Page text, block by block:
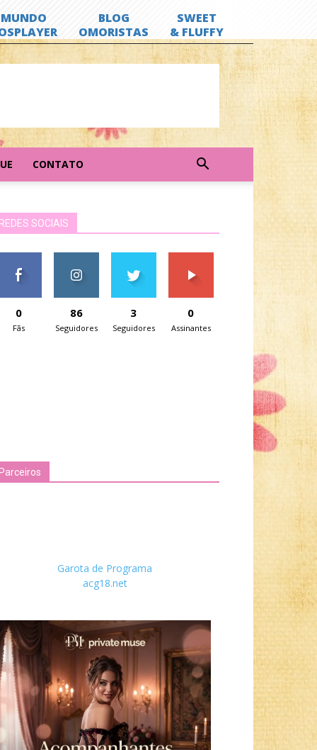
CONTATO
SOCIAIS
0
Fãs
86
Seguidores
3
Seguidores
0
Assinantes
Garota de Programa
acg18.net